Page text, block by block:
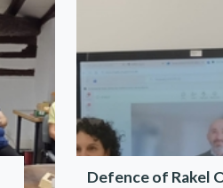
Defence of Rakel